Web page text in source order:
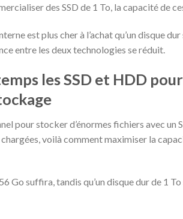
des SSD de 1 To, la capacité de
est plus cher à l’achat qu’un disque
entre les deux technologies se réduit.
les SSD et HDD
pour stocker d’énormes fichiers avec un
voilà comment maximiser la
Go suffira, tandis qu’un disque dur de 1